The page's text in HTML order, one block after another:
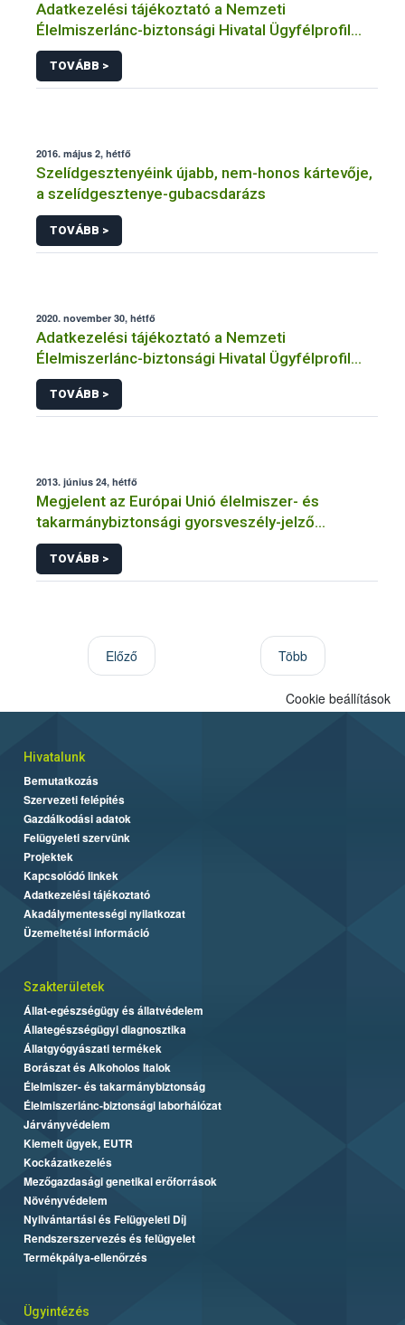
Adatkezelési tájékoztató a Nemzeti
Élelmiszerlánc-biztonsági Hivatal Ügyfélprofil
Rendszerben
horgászat/halászat/halgazdálkodás témakörben
intézhető közhatalmi eljárásaihoz kapcsolódó
TOVÁBB >
2016. május 2, hétfő
Szelídgesztenyéink újabb, nem-honos kártevője,
a szelídgesztenye-gubacsdarázs
TOVÁBB >
2020. november 30, hétfő
Adatkezelési tájékoztató a Nemzeti
Élelmiszerlánc-biztonsági Hivatal Ügyfélprofil
Rendszerben bioüzemanyag témakörben
intézhető közhatalmi eljárásaihoz kapcsolódó
adatkezeléséhez
TOVÁBB >
2013. június 24, hétfő
Megjelent az Európai Unió élelmiszer- és
takarmánybiztonsági gyorsveszély-jelző
rendszerének éves jelentése
TOVÁBB >
Előző Több
Cookie beállítások
Hivatalunk
Bemutatkozás
Szervezeti felépítés
Gazdálkodási adatok
Felügyeleti szervünk
Projektek
Kapcsolódó linkek
Adatkezelési tájékoztató
Akadálymentességi nyilatkozat
Üzemeltetési információ
Szakterületek
Állat-egészségügy és állatvédelem
Állategészségügyi diagnosztika
Állatgyógyászati termékek
Borászat és Alkoholos Italok
Élelmiszer- és takarmánybiztonság
Élelmiszerlánc-biztonsági laborhálózat
Járványvédelem
Kiemelt ügyek, EUTR
Kockázatkezelés
Mezőgazdasági genetikai erőforrások
Növényvédelem
Nyilvántartási és Felügyeleti Díj
Rendszerszervezés és felügyelet
Termékpálya-ellenőrzés
Ügyintézés